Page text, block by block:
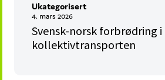
Ukategorisert
4. mars 2026
Svensk-norsk forbrødring i
kollektivtransporten